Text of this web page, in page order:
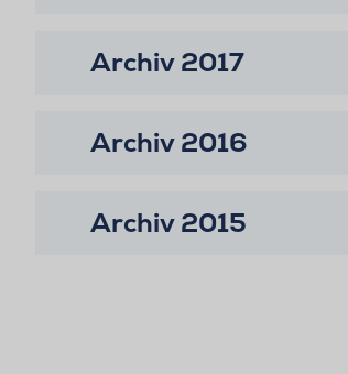
Archiv 2017
Archiv 2016
Archiv 2015